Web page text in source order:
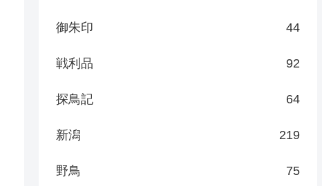
御朱印 44
戦利品 92
探鳥記 64
新潟 219
野鳥 75